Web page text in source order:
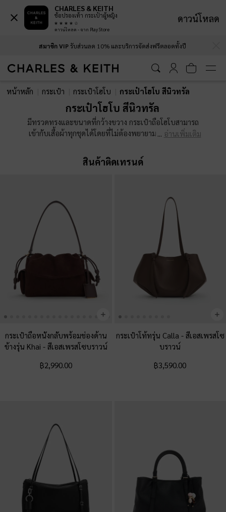
สมาชิก VIPรับส่วนลด 10% และบริการจัดส่งฟรีตลอดทั้งปี
หน้าหลัก กระเป๋า กระเป๋าโฮโบ กระเป๋าโฮโบ สีนิวทรัล
กระเป๋าโฮโบ สีนิวทรัล
มีทรวดทรงและขนาดที่กว้างขวาง กระเป๋าถือโฮโบสามารถ
เข้ากับเสื้อผ้าทุกชุดได้โดยที่ไม่ต้องพยายาม มีหลายขนาด
สำหรับการประชุมและชุดออกกำลังกายได้สบายๆ ขณะที่ยัง
มีขนาดพอดีสำหรับการเดินทาง มีรายละเอียดของการถัก
อ่านเพิ่มเติม
สินค้าติดเทรนด์
กระเป๋าถือหนังกลับพร้อมช่องด้าน
ข้างรุ่น Khai - สีเอสเพรสโซบราวน์
฿2,990.00
กระเป๋าโท้ทรุ่น Calla - สีเอสเพรสโซ
บราวน์
฿3,590.00
CHARLES & KEITH
ช้อปรองเท้า กระเป๋าผู้หญิง
ดาวน์โหลด - จาก Play Store
ดาวน์โหลด